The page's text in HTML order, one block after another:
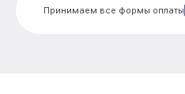
Ремонт пароблока или
Принимаем все формы оплаты